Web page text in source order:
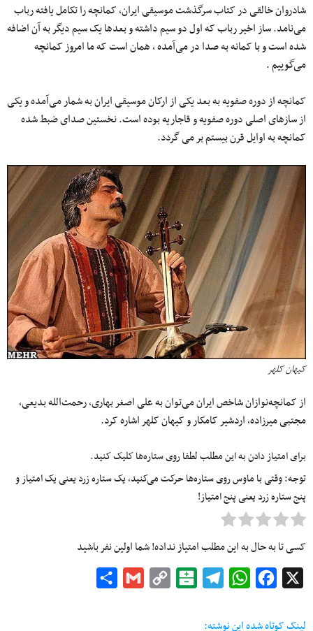
شادروان خالقی در کتاب سرگذشت موسیقی ایران، کمانچه را تکامل یافته رباب
می‌نامد. ساز اخیر رباب که اول دو سیم داشته و بعدها یک سیم دیگر به آن اضافه
شده است و با کمانه به صدا در می‌آمده ، همان است که ما امروز کمانچه
می‌گوییم .
کمانچه از دوره صفویه به بعد یکی از ارکان موسیقی ایران به شمار می‌آمده و یکی
از سازهای اصلی دوره صفویه و قاجاریه بوده است. نخستین صدای ضبط شده
کمانچه به اوایل قرن بیستم بر می گردد.
کیهان کلهر
از کمانچه‌نوازان شاخص ایران می‌توان به علی اصغر بهاری، رحمت‌الله بدیعی،
مجتبی میرزاده، اردشیر کامکار و کیهان کلهر اشاره کرد.
برای امتیاز دادن به این مطلب لطفا روی ستاره‌ها کلیک کنید.
توجه: وقتی با ماوس روی ستاره‌ها حرکت می‌کنید، یک ستاره زرد یعنی یک امتیاز و
پنج ستاره زرد یعنی پنج امتیاز!
کسی تا به حال به این مطلب امتیاز نداده! شما اولین نفر باشید
Facebook
WhatsApp
Telegram
Balatarin
Copy
Gmail
لینک کوتاه شده این نوشته: